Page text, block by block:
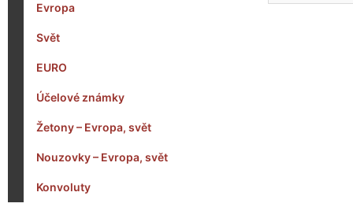
Evropa
Svět
EURO
Účelové známky
Žetony – Evropa, svět
Nouzovky – Evropa, svět
Konvoluty